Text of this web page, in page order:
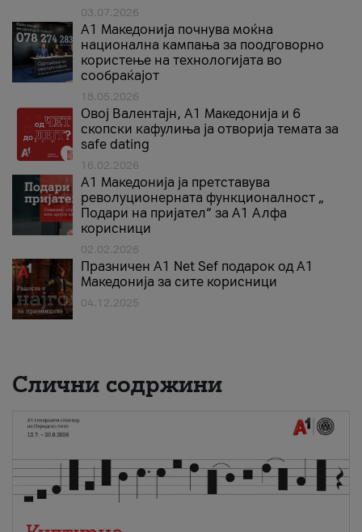
03.07.2026
A1 Македонија почнува моќна
национална кампања за поодговорно
користење на технологијата во
сообраќајот
18.05.2026
Овој Валентајн, A1 Македонија и 6
скопски кафулиња ја отворија темата за
safe dating
16.02.2026
А1 Македонија ја претставува
револуционерната функционалност „
Подари на пријател“ за А1 Алфа
корисници
02.02.2026
Празничен A1 Net Sеf подарок од А1
Македонија за сите корисници
04.12.2025
Слични содржини